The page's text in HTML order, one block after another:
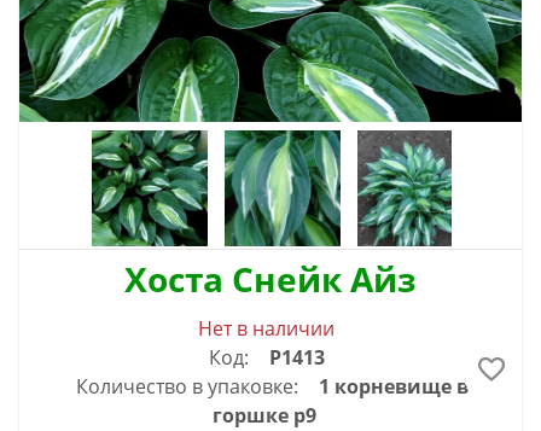
Хоста Снейк Айз
Нет в наличии
Код:
Р1413
Количество в упаковке:
1 корневище в
горшке р9